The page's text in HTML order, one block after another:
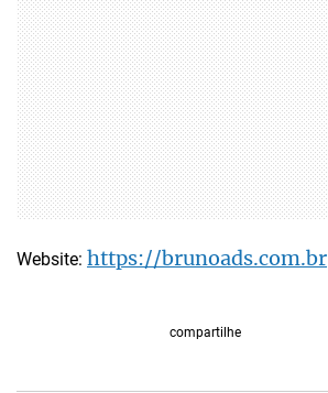
Website: https://brunoads.com.br
compartilhe